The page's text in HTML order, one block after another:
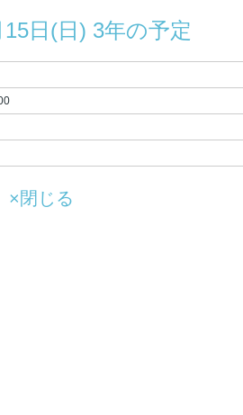
日(日) 3年の予定
×閉じる